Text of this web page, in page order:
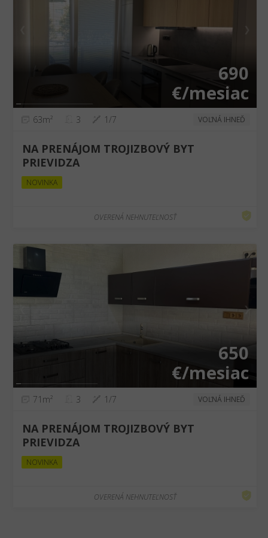
690
€/mesiac
63m² 3 1/7 VOĽNÁ IHNEĎ
NA PRENÁJOM TROJIZBOVÝ BYT
PRIEVIDZA
NOVINKA
OVERENÁ NEHNUTEĽNOSŤ
❯
650
€/mesiac
71m² 3 1/7 VOĽNÁ IHNEĎ
NA PRENÁJOM TROJIZBOVÝ BYT
PRIEVIDZA
NOVINKA
OVERENÁ NEHNUTEĽNOSŤ